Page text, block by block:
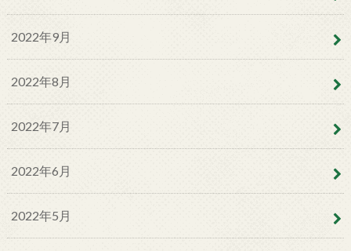
2022年9月
2022年8月
2022年7月
2022年6月
2022年5月